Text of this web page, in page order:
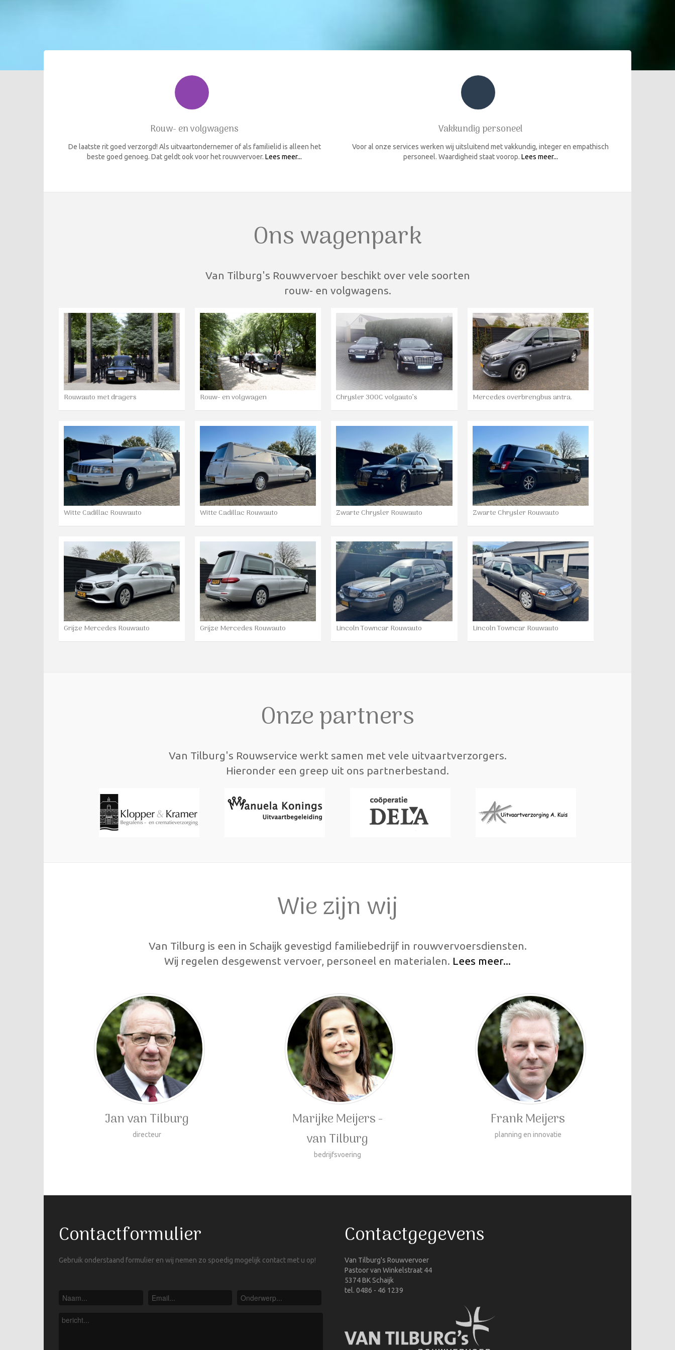
Rouw- en volgwagens
De laatste rit goed verzorgd! Als uitvaartondernemer of als familielid is alleen het
beste goed genoeg. Dat geldt ook voor het rouwvervoer.Lees meer...
Vakkundig personeel
Voor al onze services werken wij uitsluitend met vakkundig, integer en empathisch
personeel. Waardigheid staat voorop. Lees meer...
Ons wagenpark
Van Tilburg's Rouwvervoer beschikt over vele soorten
rouw- en volgwagens.
Rouwauto met dragers Rouw- en volgwagen Chrysler 300C volgauto’s Mercedes overbrengbus antra.
Witte Cadillac Rouwauto Witte Cadillac Rouwauto Zwarte Chrysler Rouwauto Zwarte Chrysler Rouwauto
Grijze Mercedes Rouwauto Grijze Mercedes Rouwauto Lincoln Towncar Rouwauto Lincoln Towncar Rouwauto
Onze partners
Van Tilburg's Rouwservice werkt samen met vele uitvaartverzorgers.
Hieronder een greep uit ons partnerbestand.
Wie zijn wij
Van Tilburg is een in Schaijk gevestigd familiebedrijf in rouwvervoersdiensten.
Wij regelen desgewenst vervoer, personeel en materialen. Lees meer...
Jan van Tilburg
directeur
Marijke Meijers -
van Tilburg
bedrijfsvoering
Frank Meijers
planning en innovatie
Contactformulier
Gebruik onderstaand formulier en wij nemen zo spoedig mogelijk contact met u op!
Contactgegevens
Van Tilburg's Rouwvervoer
Pastoor van Winkelstraat 44
5374 BK Schaijk
tel. 0486 - 46 1239